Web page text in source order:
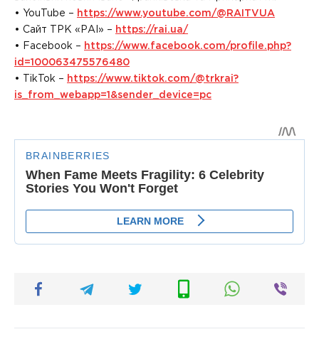
• YouTube – https://www.youtube.com/@RAITVUA
• Сайт ТРК «РАІ» – https://rai.ua/
• Facebook – https://www.facebook.com/profile.php?
id=100063475576480
• TikTok – https://www.tiktok.com/@trkrai?
is_from_webapp=1&sender_device=pc